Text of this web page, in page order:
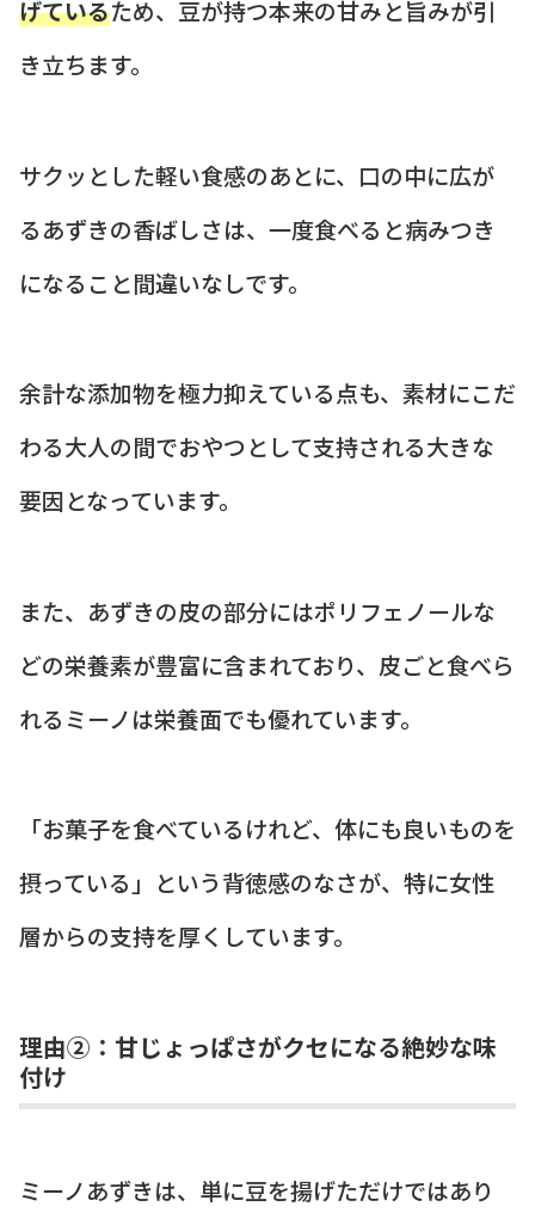
げているため、豆が持つ本来の甘みと旨みが引
き立ちます。
サクッとした軽い食感のあとに、口の中に広が
るあずきの香ばしさは、一度食べると病みつき
になること間違いなしです。
余計な添加物を極力抑えている点も、素材にこだ
わる大人の間でおやつとして支持される大きな
要因となっています。
また、あずきの皮の部分にはポリフェノールな
どの栄養素が豊富に含まれており、皮ごと食べら
れるミーノは栄養面でも優れています。
「お菓子を食べているけれど、体にも良いものを
摂っている」という背徳感のなさが、特に女性
層からの支持を厚くしています。
理由②：甘じょっぱさがクセになる絶妙な味
付け
ミーノあずきは、単に豆を揚げただけではあり